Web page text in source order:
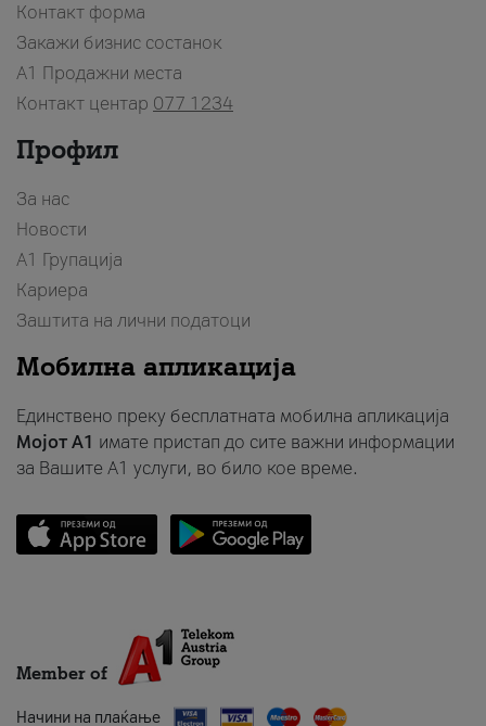
Контакт форма
Закажи бизнис состанок
A1 Продажни места
Контакт центар 077 1234
Профил
За нас
Новости
А1 Групација
Кариера
Заштита на лични податоци
Мобилна апликација
Единствено преку бесплатната мобилна апликација
Мојот A1 имате пристап до сите важни информации
за Вашите A1 услуги, во било кое време.
Member of
Начини на плаќање